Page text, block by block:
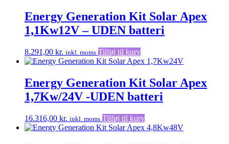
Energy Generation Kit Solar Apex
1,1Kw12V – UDEN batteri
8.291,00 kr. inkl. moms Tilføj til kurv
Energy Generation Kit Solar Apex
1,7Kw/24V -UDEN batteri
16.316,00 kr. inkl. moms Tilføj til kurv